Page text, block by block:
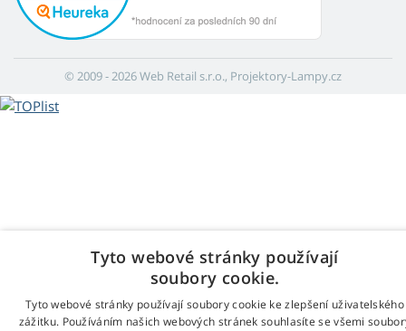
© 2009 - 2026 Web Retail s.r.o., Projektory-Lampy.cz
Tyto webové stránky používají
soubory cookie.
Tyto webové stránky používají soubory cookie ke zlepšení uživatelského
zážitku. Používáním našich webových stránek souhlasíte se všemi